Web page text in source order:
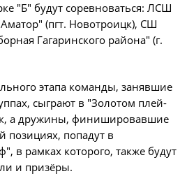
чемпионата по
среди юношей
рождения (U-17)
документы
"Б" будут соревноваться: ЛСШ
(пгт. Новотроицк), СШ
Гагаринского района" (г.
этапа команды, занявшие
сыграют в "Золотом плей-
а дружины, финишировавшие
позициях, попадут в
в рамках которого, также будут
и призёры.